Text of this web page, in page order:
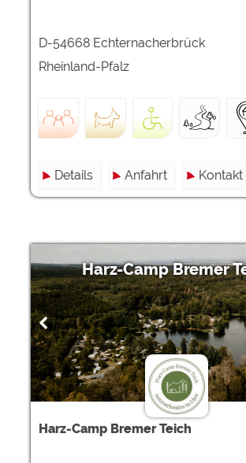
D-54668 Echternacherbrück
Rheinland-Pfalz
Details Anfahrt Kontakt
Harz-Camp Bremer
Harz-Camp Bremer Teich